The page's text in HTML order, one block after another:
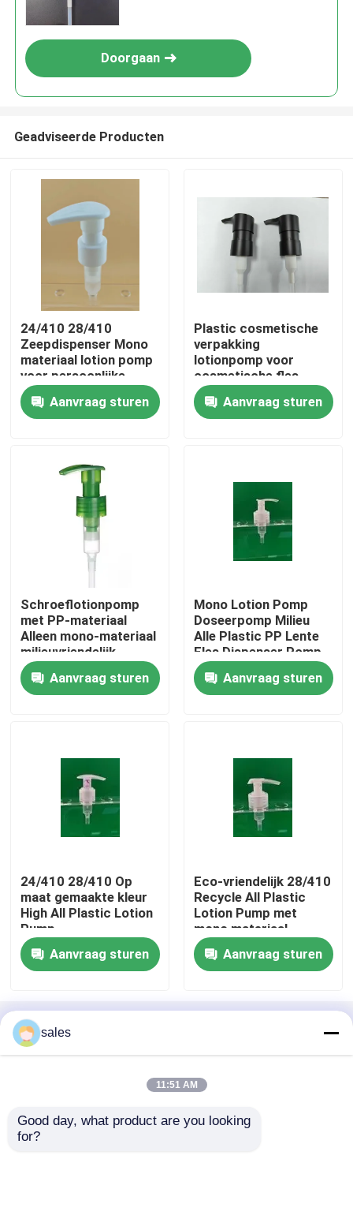
Thuis
Producten
Fabriekstocht
Kwaliteitscontrole
Neem contact met ons op
Nieuws
Doorgaan
Geadviseerde Producten
24/410 28/410
Zeepdispenser Mono
materiaal lotion pomp
voor persoonlijke
verzorging
Aanvraag sturen
Plastic cosmetische
verpakking
lotionpomp voor
cosmetische fles
Aanvraag sturen
Schroeflotionpomp
met PP-materiaal
Alleen mono-materiaal
milieuvriendelijk
Aanvraag sturen
Mono Lotion Pomp
Doseerpomp Milieu
Alle Plastic PP Lente
Fles Dispenser Pomp
Aanvraag sturen
24/410 28/410 Op
maat gemaakte kleur
High All Plastic Lotion
Pump
Aanvraag sturen
Eco-vriendelijk 28/410
Recycle All Plastic
Lotion Pump met
mono materiaal
Aanvraag sturen
Fabriek.Copyright © 2026 NINGBO KYLIN
sales
11:51 AM
Good day, what product are you looking
for?